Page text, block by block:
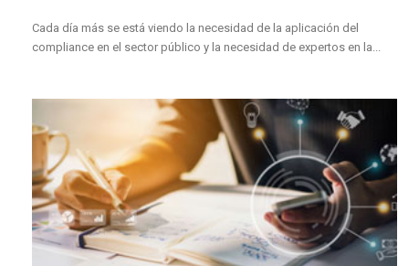
Cada día más se está viendo la necesidad de la aplicación del
compliance en el sector público y la necesidad de expertos en la...